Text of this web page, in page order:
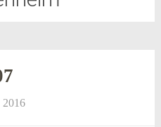
2016